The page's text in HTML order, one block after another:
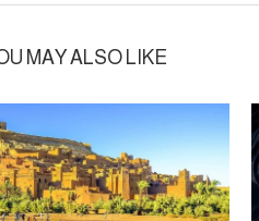
MAY ALSO LIKE